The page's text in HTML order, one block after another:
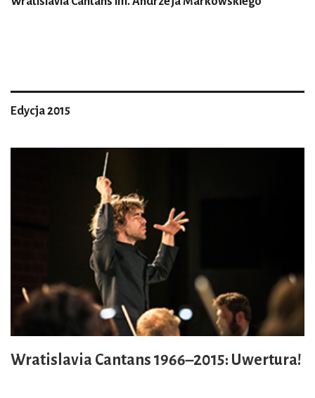
Edycja 2015
Wratislavia Cantans 1966–2015: Uwertura!